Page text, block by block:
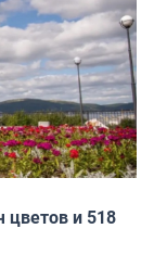
и 518